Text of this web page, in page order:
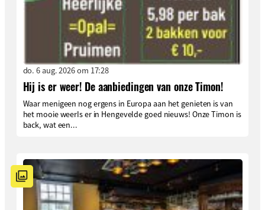
do. 6 aug. 2026 om 17:28
Hij is er weer! De aanbiedingen van onze Timon!
Waar menigeen nog ergens in Europa aan het genieten is van
het mooie weerIs er in Hengevelde goed nieuws! Onze Timon is
back, wat een...